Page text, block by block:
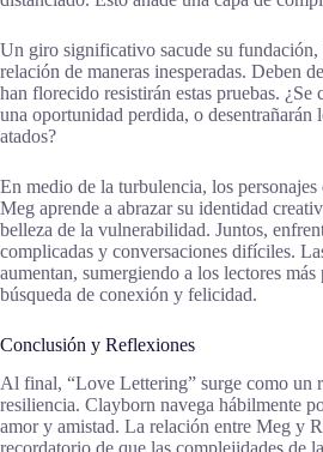
Un giro significativo sacude su fundación,
relación de maneras inesperadas. Deben
han florecido resistirán estas pruebas.
una oportunidad perdida, o desentrañarán
atados?
En medio de la turbulencia, los
Meg aprende a abrazar su identidad
belleza de la vulnerabilidad. Juntos,
complicadas y conversaciones difíciles.
aumentan, sumergiendo a los lectores
búsqueda de conexión y felicidad.
Conclusión y Reflexiones
Al final, “Love Lettering” surge como un
resiliencia. Clayborn navega hábilmente
amor y amistad. La relación entre Meg y